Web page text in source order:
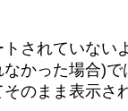
トされていない
かった場合)で
のまま表示さ